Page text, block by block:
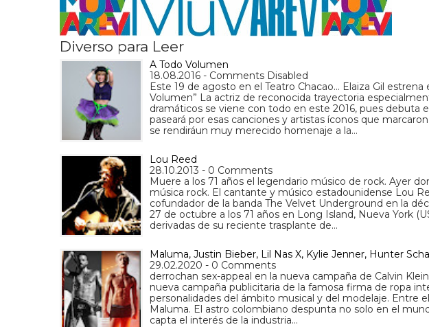
Diverso para Leer
A Todo Volumen
18.08.2016 - Comments Disabled
Este 19 de agosto en el Teatro Chacao… Elaiza Gil estrena
Volumen” La actriz de reconocida trayectoria
dramáticos se viene con todo en este 2016, pues debuta
paseará por esas canciones y artistas íconos que
se rendiráun muy merecido homenaje a la…
Lou Reed
28.10.2013 - 0 Comments
Muere a los 71 años el legendario músico de rock. Ayer
música rock. El cantante y músico estadounidense Lou
cofundador de la banda The Velvet Underground en la
27 de octubre a los 71 años en Long Island, Nueva York
derivadas de su reciente trasplante de…
Maluma, Justin Bieber, Lil Nas X, Kylie Jenner, Hunter
29.02.2020 - 0 Comments
derrochan sex-appeal en la nueva campaña de Calvin
nueva campaña publicitaria de la famosa firma de ropa
personalidades del ámbito musical y del modelaje. Entre
Maluma. El astro colombiano despunta no solo en el
capta el interés de la industria…